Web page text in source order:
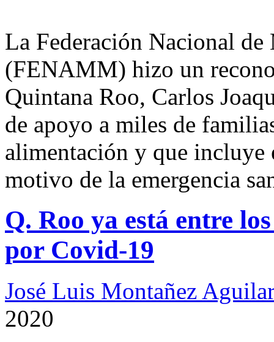
La Federación Nacional
(FENAMM) hizo un
Quintana Roo, Carlos
de apoyo a miles de
alimentación y que incluye
motivo de la emergencia
Q. Roo ya está entre
por Covid-19
José Luis Montañez Aguilar
2020